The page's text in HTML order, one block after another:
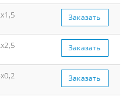
Заказать
Заказать
Заказать